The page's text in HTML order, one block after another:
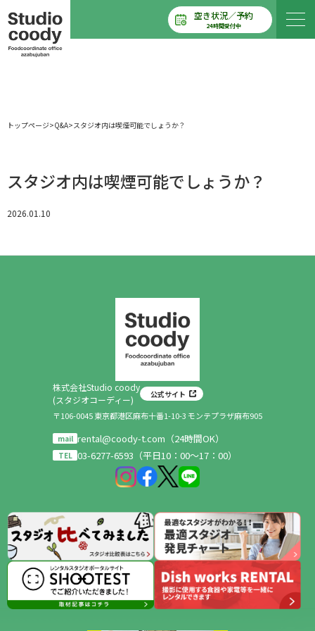
空き状況／予約
24時間受付中
トップページ>Q&A>スタジオ内は喫煙可能でしょうか？
スタジオ内は喫煙可能でしょうか？
2026.01.10
株式会社Studio coody
(スタジオコーディー)
公式サイト
〒106-0045 東京都港区麻布十番1-10-3 モンテプラザ麻布905
mail rental@coody-t.com（24時間OK）
TEL 03-6277-6593（平日10：00～17：00）